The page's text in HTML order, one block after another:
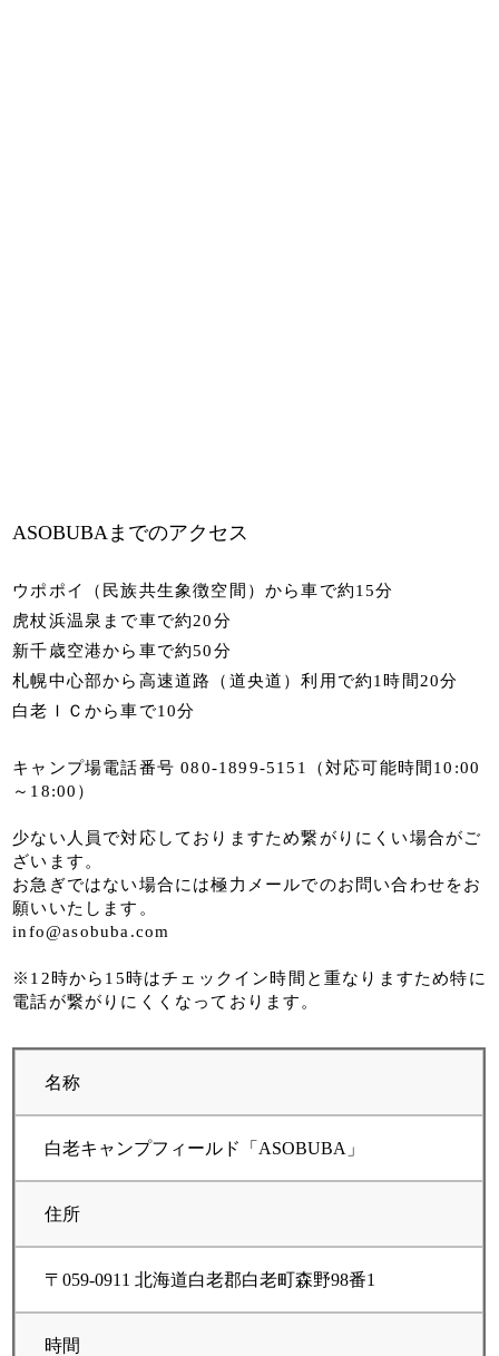
ASOBUBAまでのアクセス
ウポポイ（民族共生象徴空間）から車で約15分
虎杖浜温泉まで車で約20分
新千歳空港から車で約50分
札幌中心部から高速道路（道央道）利用で約1時間20分
白老ＩＣから車で10分
キャンプ場電話番号 080-1899-5151（対応可能時間10:00
～18:00）
少ない人員で対応しておりますため繋がりにくい場合がご
ざいます。
お急ぎではない場合には極力メールでのお問い合わせをお
願いいたします。
info@asobuba.com
※12時から15時はチェックイン時間と重なりますため特に
電話が繋がりにくくなっております。
名称
白老キャンプフィールド「ASOBUBA」
住所
〒059-0911 北海道白老郡白老町森野98番1
時間